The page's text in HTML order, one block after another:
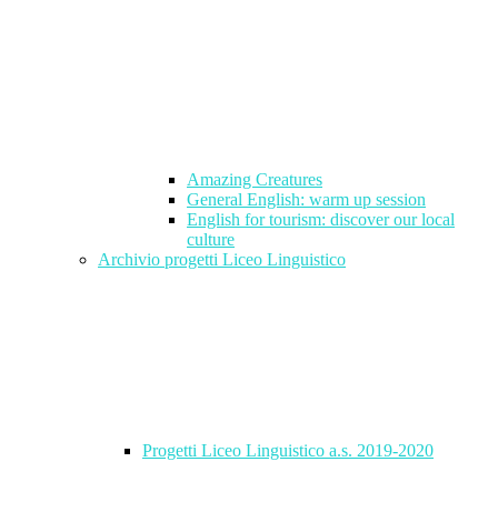
Amazing Creatures
General English: warm up session
English for tourism: discover our local
culture
Archivio progetti Liceo Linguistico
Progetti Liceo Linguistico a.s. 2019-2020